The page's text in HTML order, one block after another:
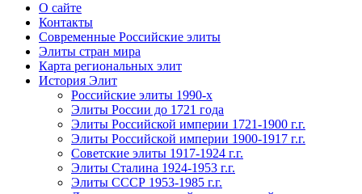
О сайте
Контакты
Современные Российские элиты
Элиты стран мира
Картa региональных элит
История Элит
Российские элиты 1990-х
Элиты России до 1721 года
Элиты Российской империи 1721-1900 г.г.
Элиты Российской империи 1900-1917 г.г.
Советские элиты 1917-1924 г.г.
Элиты Сталина 1924-1953 г.г.
Элиты СССР 1953-1985 г.г.